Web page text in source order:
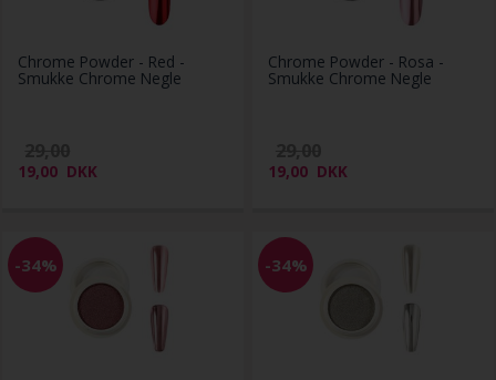
Chrome Powder - Red -
Smukke Chrome Negle
19,00 DKK
Chrome Powder - Rosa -
Smukke Chrome Negle
19,00 DKK
-34% -34%